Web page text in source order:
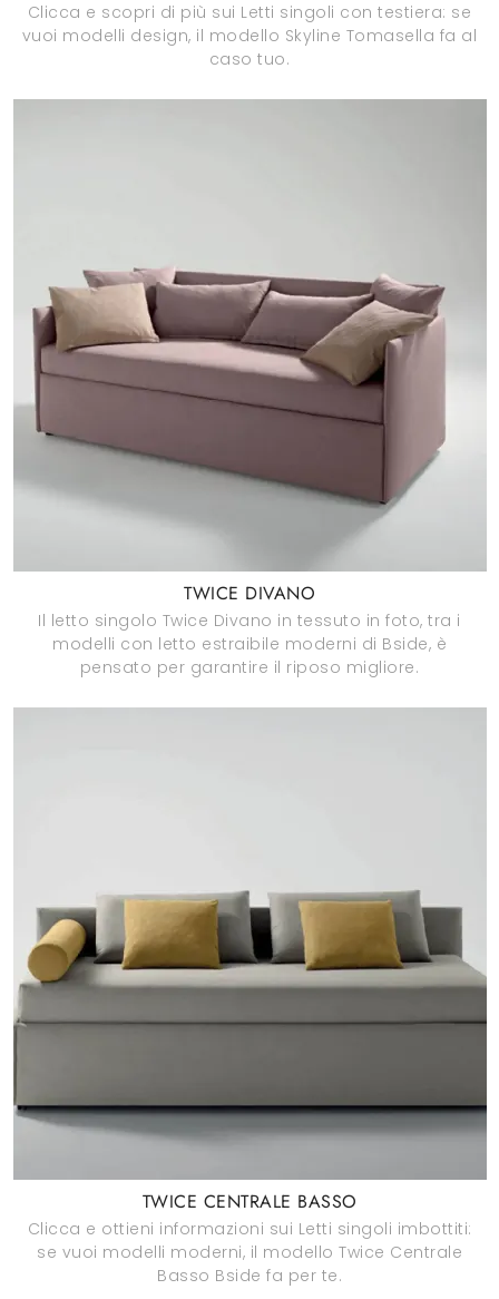
Clicca e scopri di più sui Letti singoli con testiera: se
vuoi modelli design, il modello Skyline Tomasella fa al
caso tuo.
TWICE DIVANO
Il letto singolo Twice Divano in tessuto in foto, tra i
modelli con letto estraibile moderni di Bside, è
pensato per garantire il riposo migliore.
TWICE CENTRALE BASSO
Clicca e ottieni informazioni sui Letti singoli imbottiti:
se vuoi modelli moderni, il modello Twice Centrale
Basso Bside fa per te.